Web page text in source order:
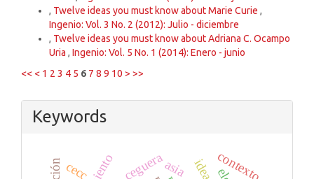
, Twelve ideas you must know about Marie Curie ,
Ingenio: Vol. 3 No. 2 (2012): Julio - diciembre
, Twelve ideas you must know about Adriana C. Ocampo
Uria , Ingenio: Vol. 5 No. 1 (2014): Enero - junio
<< < 1 2 3 4 5 6 7 8 9 10 > >>
Keywords
contexto
cecc cegueraasia